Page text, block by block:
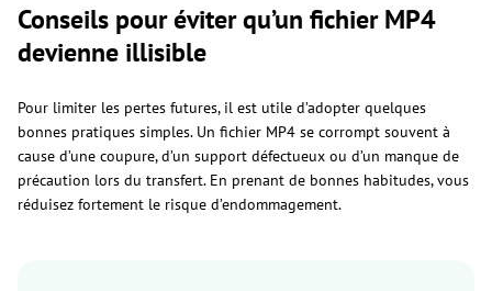
Conseils pour éviter qu’un fichier MP4
devienne illisible
Pour limiter les pertes futures, il est utile d’adopter quelques
bonnes pratiques simples. Un fichier MP4 se corrompt souvent à
cause d’une coupure, d’un support défectueux ou d’un manque de
précaution lors du transfert. En prenant de bonnes habitudes, vous
réduisez fortement le risque d’endommagement.